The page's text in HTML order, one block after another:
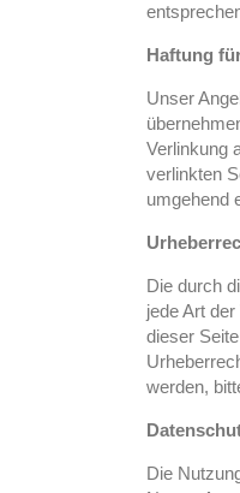
Haftung
Unser
Verlinkung
verlinkten
umgehend
Die durch
jede Art
dieser
werden,
Die